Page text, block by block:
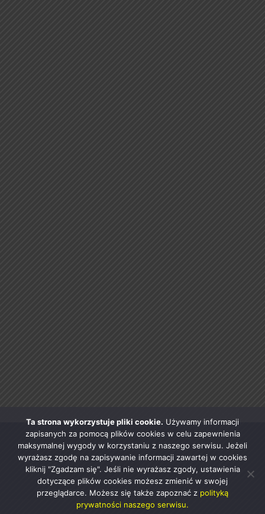
Ta strona wykorzystuje pliki cookie. Używamy informacji
zapisanych za pomocą plików cookies w celu zapewnienia
maksymalnej wygody w korzystaniu z naszego serwisu. Jeżeli
wyrażasz zgodę na zapisywanie informacji zawartej w cookies
kliknij "Zgadzam się". Jeśli nie wyrażasz zgody, ustawienia
dotyczące plików cookies możesz zmienić w swojej
przeglądarce. Możesz się także zapoznać z polityką
prywatności naszego serwisu.